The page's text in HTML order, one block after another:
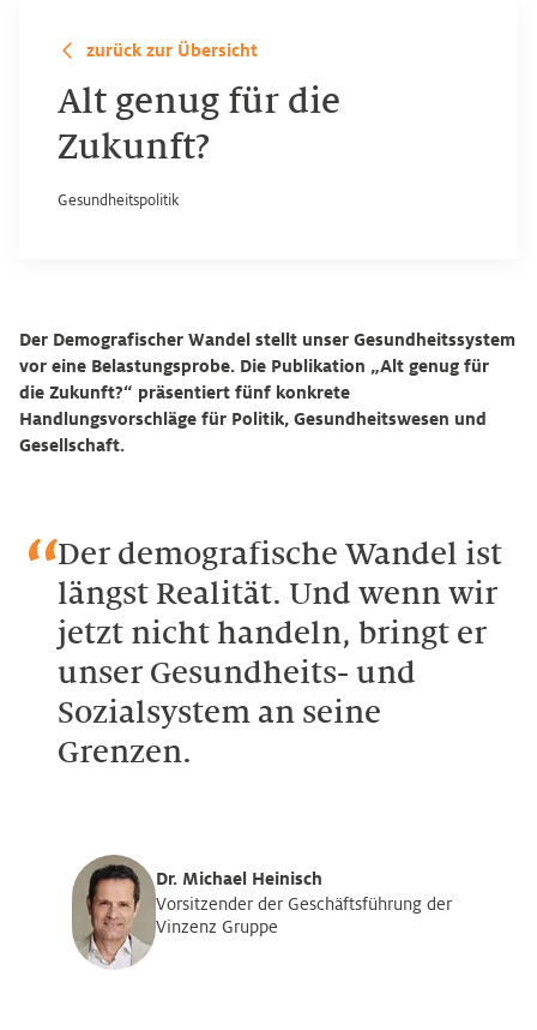
zurück zur Übersicht
Alt genug für die
Zukunft?
Gesundheitspolitik
Der Demografischer Wandel stellt unser Gesundheitssystem
vor eine Belastungsprobe. Die Publikation „Alt genug für
die Zukunft?“ präsentiert fünf konkrete
Handlungsvorschläge für Politik, Gesundheitswesen und
Gesellschaft.
Der demografische Wandel ist
längst Realität. Und wenn wir
jetzt nicht handeln, bringt er
unser Gesundheits- und
Sozialsystem an seine
Grenzen.
Dr. Michael Heinisch
Vorsitzender der Geschäftsführung der
Vinzenz Gruppe